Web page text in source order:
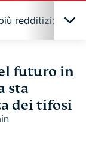
redditizi: in
di cui
più
futuro in
sta
dei tifosi